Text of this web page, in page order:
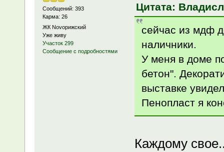
Сообщений: 393
Карма: 26
ЖК Novoрижский
Уже живу
Участок 299
Сообщение с подробностями
Цитата:
сейчас из мдф
наличники.
У меня в доме
бетон".
выставке
Пенопласт я
Каждому